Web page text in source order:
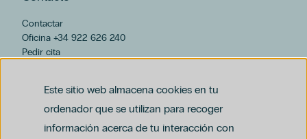
Este sitio web almacena cookies en tu
ordenador que se utilizan para recoger
información acerca de tu interacción con
Contactar
Oficina +34 922 626 240
Pedir cita